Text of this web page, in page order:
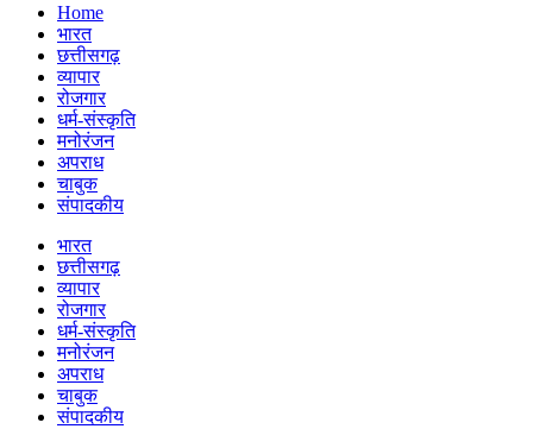
Menu
Home
भारत
छत्तीसगढ़
व्यापार
रोजगार
धर्म-संस्कृति
मनोरंजन
अपराध
चाबुक
संपादकीय
भारत
छत्तीसगढ़
व्यापार
रोजगार
धर्म-संस्कृति
मनोरंजन
अपराध
चाबुक
संपादकीय